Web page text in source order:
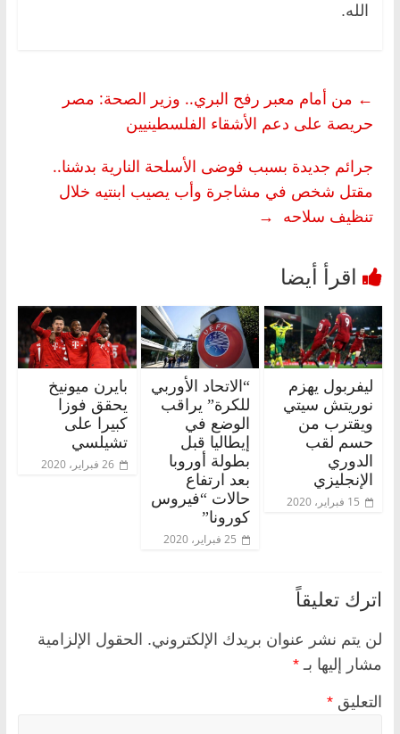
الله.
← من أمام معبر رفح البري.. وزير الصحة: مصر
حريصة على دعم الأشقاء الفلسطينيين
جرائم جديدة بسبب فوضى الأسلحة النارية بدشنا..
مقتل شخص في مشاجرة وأب يصيب ابنتيه خلال
تنظيف سلاحه →
ليفربول يهزم
نوريتش سيتي
ويقترب من
حسم لقب
الدوري
الإنجليزي
15 فبراير، 2020
“الاتحاد الأوربي
للكرة” يراقب
الوضع في
إيطاليا قبل
بطولة أوروبا
بعد ارتفاع
حالات “فيروس
كورونا”
25 فبراير، 2020
بايرن ميونيخ
يحقق فوزا
كبيرا على
تشيلسي
26 فبراير، 2020
اترك تعليقاً
لن يتم نشر عنوان بريدك الإلكتروني. الحقول الإلزامية
مشار إليها بـ *
التعليق *